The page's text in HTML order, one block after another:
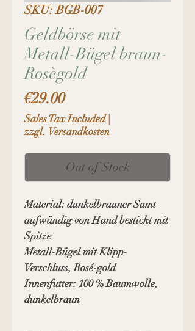
SKU: BGB-007
Geldbörse mit
Metall-Bügel braun-
Rosègold
€29.00Price
Sales Tax Included|
zzgl. Versandkosten
Out of Stock
Material: dunkelbrauner Samt
aufwändig von Hand bestickt mit
Spitze
Metall-Bügel mit Klipp-
Verschluss, Rosé-gold
Innenfutter: 100 % Baumwolle,
dunkelbraun